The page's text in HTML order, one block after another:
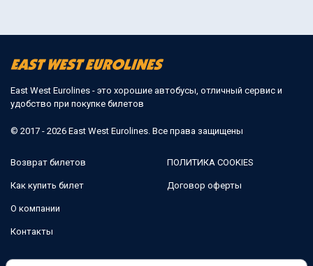
East West Eurolines - это хорошие автобусы, отличный сервис и
удобство при покупке билетов
© 2017 - 2026 East West Eurolines. Все права защищены
Возврат билетов
Как купить билет
О компании
Контакты
ПОЛИТИКА COOKIES
Договор оферты